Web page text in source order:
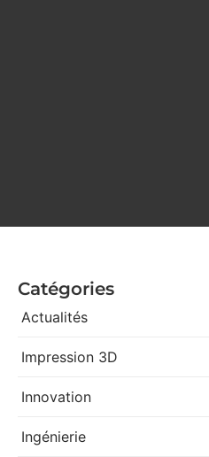
Catégories
Actualités
Impression 3D
Innovation
Ingénierie